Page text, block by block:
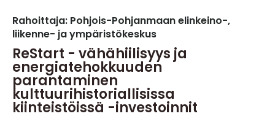
Rahoittaja: Pohjois-Pohjanmaan elinkeino-,
liikenne- ja ympäristökeskus
ReStart - vähähiilisyys ja
energiatehokkuuden
parantaminen
kulttuurihistoriallisissa
kiinteistöissä -investoinnit